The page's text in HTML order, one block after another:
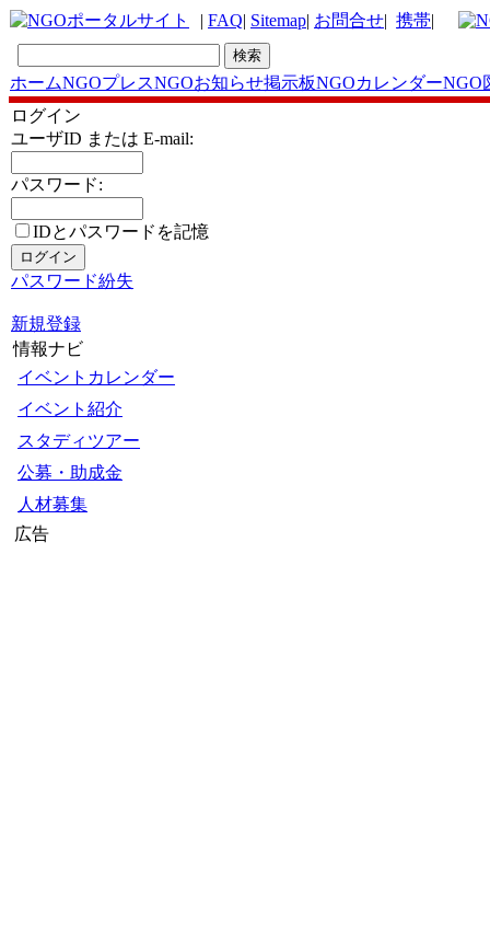
| FAQ| Sitemap| お問合せ| 携帯|
ホームNGOプレスNGOお知らせ掲示板NGOカレンダーNGO
ログイン
ユーザID または E-mail:
パスワード:
IDとパスワードを記憶
パスワード紛失
新規登録
情報ナビ
イベントカレンダー
イベント紹介
スタディツアー
公募・助成金
人材募集
広告